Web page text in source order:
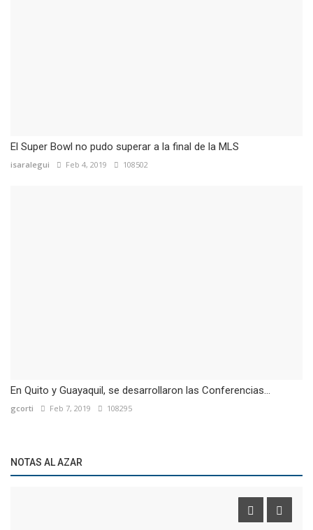
El Super Bowl no pudo superar a la final de la MLS
isaralegui Feb 4, 2019 108502
En Quito y Guayaquil, se desarrollaron las Conferencias...
gcorti Feb 7, 2019 108295
NOTAS AL AZAR